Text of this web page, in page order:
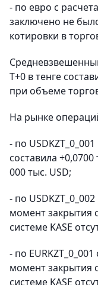
- по евро с
заключено не
котировки в
T+0 в тенге
при объеме
На рынке
- по
составила
000 тыс. USD;
- по
момент закрытия
системе KASE
- по
момент закрытия
системе KASE